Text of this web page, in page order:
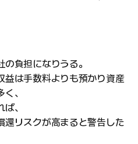
負担になりうる。
益は手数料よりも預かり資産
、
、
還リスクが高まると警告した